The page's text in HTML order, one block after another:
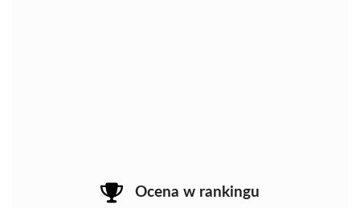
Ocena w rankingu